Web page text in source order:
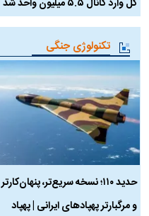
کل وارد کانال ۵.۵ میلیون واحد شد
تکنولوژی جنگی
حدید ۱۱۰؛ نسخه سریع‌تر، پنهان‌کارتر
و مرگبارتر پهپادهای ایرانی | پهپاد